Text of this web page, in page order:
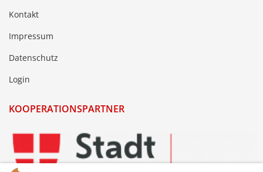
Kontakt
Impressum
Datenschutz
Login
KOOPERATIONSPARTNER